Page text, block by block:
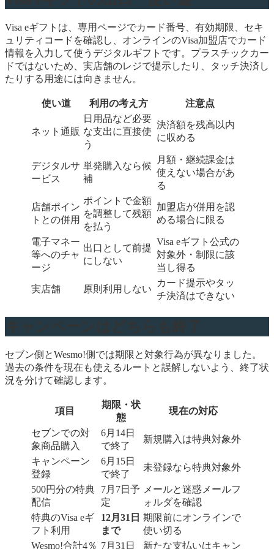
Visa eギフトは、専用ページでカード番号、有効期限、セキ
ュリティコードを確認し、オンラインのVisa加盟店でカード
情報を入力して使うデジタルギフトです。プラスチックカー
ドではないため、実店舗のレジで提示したり、タッチ決済し
たりする用途には向きません。
使い道 利用の考え方 注意点
ネット通販
日用品など必要
な支出に直接使
う
決済額を残高以内
に収める
デジタルサ
ービス
単発購入なら候
補
月額・継続課金は
使えない場合があ
る
店舗ポイン
トとの併用
ポイントで金額
を調整して残額
を払う
加盟店が併用を認
める場合に限る
電子マネー
等へのチャ
ージ
出口として前提
にしない
Visa eギフト公式の
対象外・制限に該
当し得る
実店舗 原則利用しない
カード提示やタッ
チ決済はできない
セブン側とWesmo!側では期限と対象行為が異なりました。
過去の条件を現在も使えるルートと誤解しないよう、終了状
況を分けて確認します。
項目
期限・状
態
現在の対応
セブンでの対
象商品購入
6月14日
で終了
新規購入は特典対象外
キャンペーン
登録
6月15日
で終了
未登録なら特典対象外
500円分の特典
配信
7月7日予
定
メールと迷惑メールフ
ォルダを確認
特典のVisa eギ
フト利用
12月31日
まで
期限前にオンラインで
使い切る
Wesmo!合計4％ 7月31日 新たな支払いはキャン